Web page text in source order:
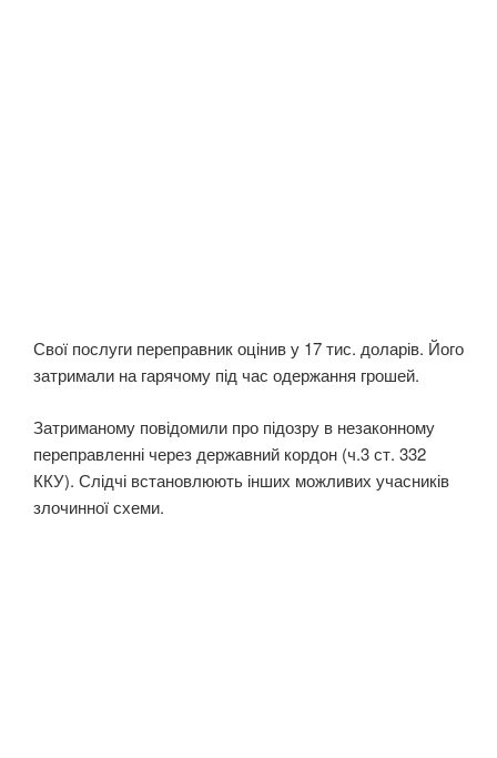
Свої послуги переправник оцінив у 17 тис. доларів. Його
затримали на гарячому під час одержання грошей.
Затриманому повідомили про підозру в незаконному
переправленні через державний кордон (ч.3 ст. 332
ККУ). Слідчі встановлюють інших можливих учасників
злочинної схеми.